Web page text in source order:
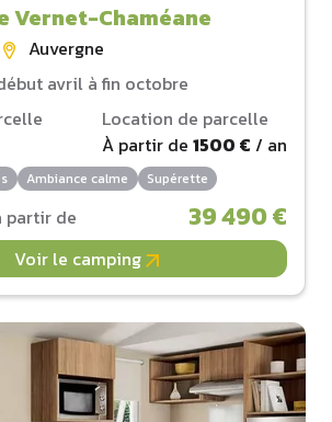
Vernet-Chaméane
Auvergne
avril à fin octobre
Location de parcelle
À partir de 1500 € / an
Ambiance calme Supérette
partir de 39 490 €
Voir le camping